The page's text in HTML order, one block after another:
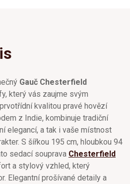
Gauč Chesterfield
který vás zaujme svým
kvalitou pravé hovězí
z Indie, kombinuje tradiční
elegancí, a tak i vaše místnost
S šířkou 195 cm, hloubkou 94
sedací souprava Chesterfield
a stylový vzhled, který
Elegantní prošívané detaily a